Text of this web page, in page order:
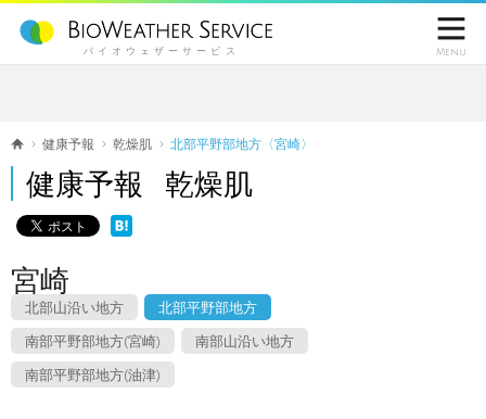
バイオウェザーサービス

Menu
健康予報 乾燥肌 北部平野部地方〈宮崎〉
健康予報 乾燥肌
宮崎
北部山沿い地方 北部平野部地方
南部平野部地方(宮崎) 南部山沿い地方
南部平野部地方(油津)